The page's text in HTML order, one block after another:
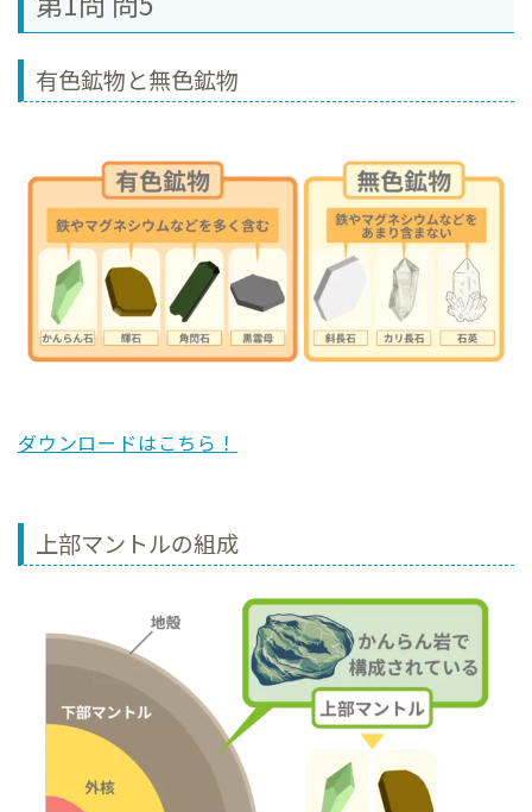
有色鉱物と無色鉱物
ダウンロードはこちら！
上部マントルの組成